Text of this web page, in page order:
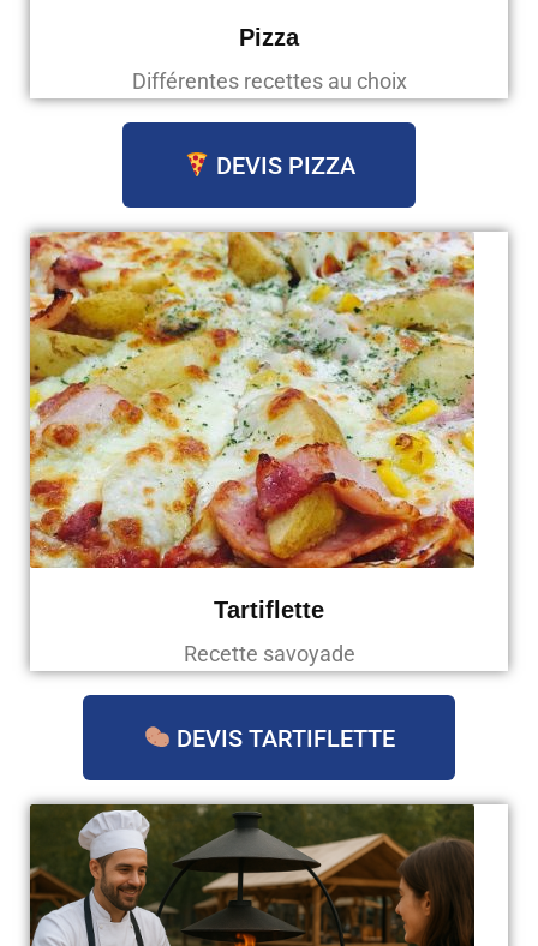
Pizza
Différentes recettes au choix
DEVIS PIZZA
Tartiflette
Recette savoyade
DEVIS TARTIFLETTE